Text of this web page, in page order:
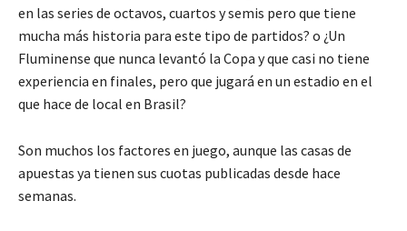
en las series de octavos, cuartos y semis pero que tiene
mucha más historia para este tipo de partidos? o ¿Un
Fluminense que nunca levantó la Copa y que casi no tiene
experiencia en finales, pero que jugará en un estadio en el
que hace de local en Brasil?
Son muchos los factores en juego, aunque las casas de
apuestas ya tienen sus cuotas publicadas desde hace
semanas.